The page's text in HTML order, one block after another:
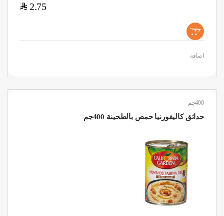
2.75
$
+
اضافة
400جم
حدائق كاليفورنيا حمص بالطحينة 400جم